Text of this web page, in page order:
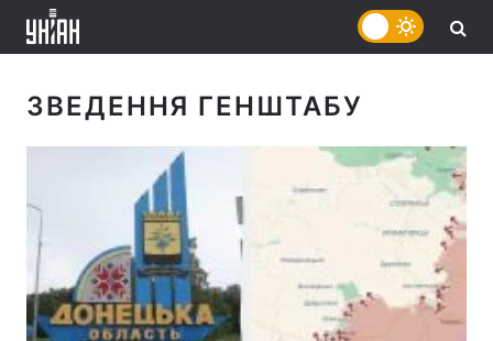
ЗВЕДЕННЯ ГЕНШТАБУ